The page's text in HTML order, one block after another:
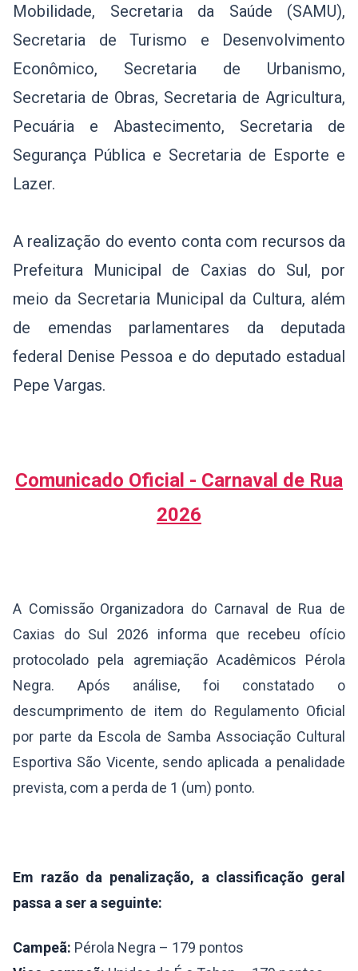
Mobilidade, Secretaria da Saúde (SAMU),
Secretaria de Turismo e Desenvolvimento
Econômico, Secretaria de Urbanismo,
Secretaria de Obras, Secretaria de Agricultura,
Pecuária e Abastecimento, Secretaria de
Segurança Pública e Secretaria de Esporte e
Lazer.
A realização do evento conta com recursos da
Prefeitura Municipal de Caxias do Sul, por
meio da Secretaria Municipal da Cultura, além
de emendas parlamentares da deputada
federal Denise Pessoa e do deputado estadual
Pepe Vargas.
Comunicado Oficial - Carnaval de Rua
2026
A Comissão Organizadora do Carnaval de Rua de
Caxias do Sul 2026 informa que recebeu ofício
protocolado pela agremiação Acadêmicos Pérola
Negra. Após análise, foi constatado o
descumprimento de item do Regulamento Oficial
por parte da Escola de Samba Associação Cultural
Esportiva São Vicente, sendo aplicada a penalidade
prevista, com a perda de 1 (um) ponto.
Em razão da penalização, a classificação geral
passa a ser a seguinte:
Campeã: Pérola Negra – 179 pontos